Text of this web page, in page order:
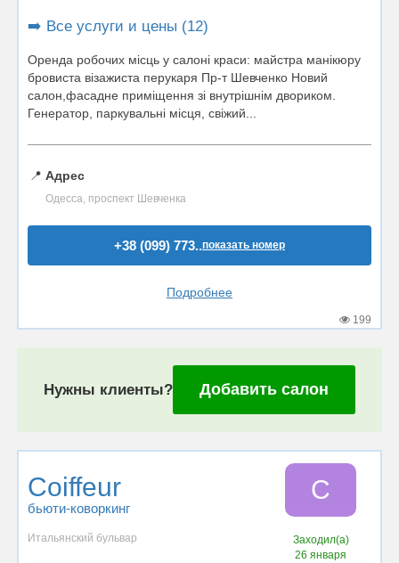
➡️ Все услуги и цены (12)
Оренда робочих місць у салоні краси: майстра манікюру
бровиста візажиста перукаря Пр-т Шевченко Новий
салон,фасадне приміщення зі внутрішнім двориком.
Генератор, паркувальні місця, свіжий...
📍 Адрес
Одесса, проспект Шевченка
+38 (099) 773..показать номер
Подробнее
199
Нужны клиенты? Добавить салон
Coiffeur
бьюти-коворкинг
C
Итальянский бульвар
Заходил(а)
26 января